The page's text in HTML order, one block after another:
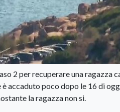
2 per recuperare una ragazza
accaduto poco dopo le 16 di
la ragazza non si.